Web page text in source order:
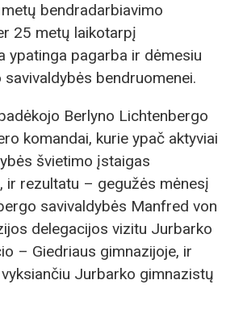
bendradarbiavimo
25 metų laikotarpį
ypatinga pagarba ir dėmesiu
bendruomenei.
Berlyno Lichtenbergo
komandai, kurie ypač aktyviai
švietimo įstaigas
ir rezultatu – gegužės mėnesį
savivaldybės Manfred von
delegacijos vizitu Jurbarko
– Giedriaus gimnazijoje, ir
Jurbarko gimnazistų